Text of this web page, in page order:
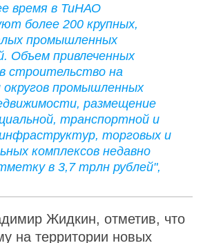
время в ТиНАО
более 200 крупных,
промышленных
Объем привлеченных
строительство на
промышленных
размещение
транспортной и
торговых и
комплексов недавно
в 3,7 трлн рублей",
Жидкин, отметив, что
на территории новых